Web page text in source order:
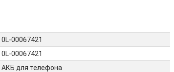
0L-00067421
0L-00067421
АКБ для телефона